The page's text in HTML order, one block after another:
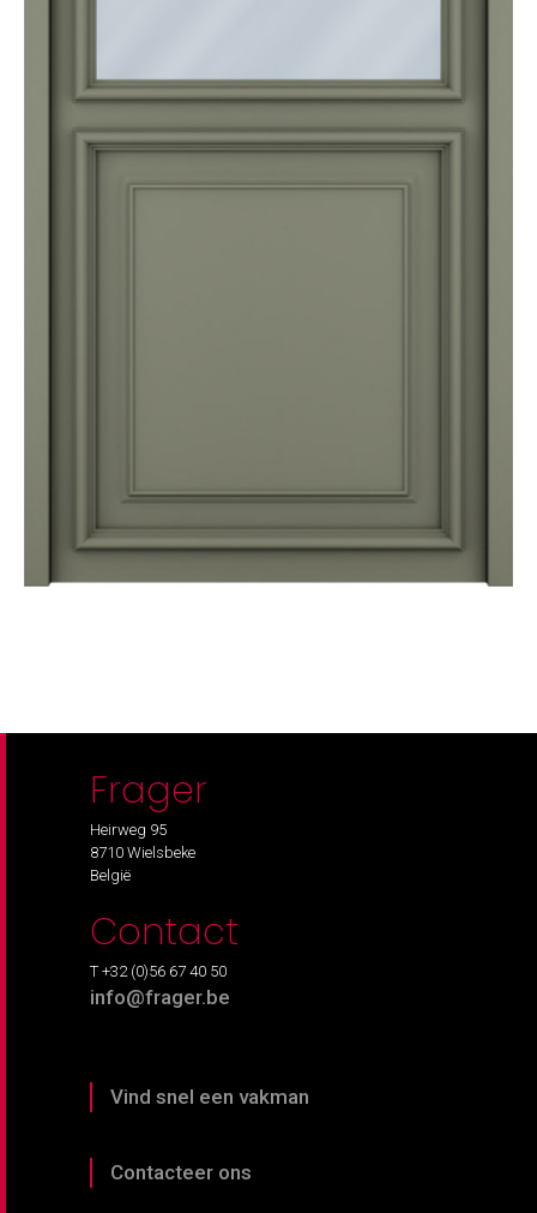
Frager
Heirweg 95
8710 Wielsbeke
België
Contact
T +32 (0)56 67 40 50
info@frager.be
Vind snel een vakman
Contacteer ons